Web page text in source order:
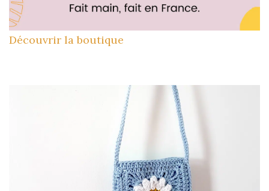
Découvrir la boutique